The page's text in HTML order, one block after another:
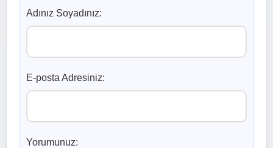
Adınız Soyadınız:
E-posta Adresiniz:
Yorumunuz: